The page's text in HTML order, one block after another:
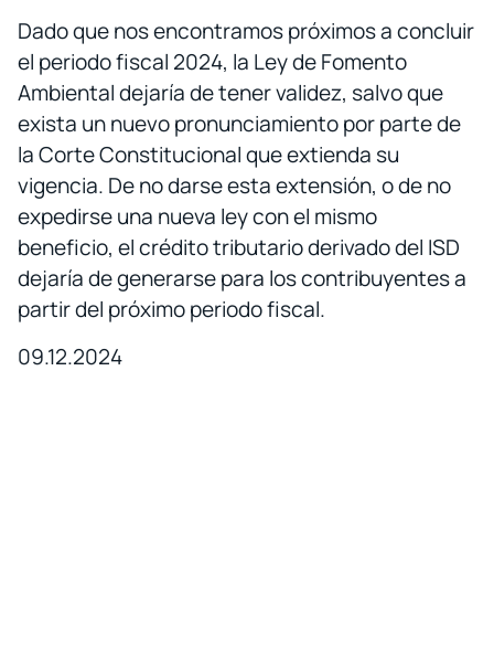
Dado que nos encontramos próximos a concluir
el periodo fiscal 2024, la Ley de Fomento
Ambiental dejaría de tener validez, salvo que
exista un nuevo pronunciamiento por parte de
la Corte Constitucional que extienda su
vigencia. De no darse esta extensión, o de no
expedirse una nueva ley con el mismo
beneficio, el crédito tributario derivado del ISD
dejaría de generarse para los contribuyentes a
partir del próximo periodo fiscal.
09.12.2024